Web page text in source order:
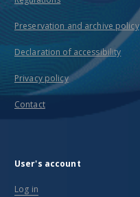
Preservation and archive policy
Declaration of accessibility
Privacy policy
Contact
User's account
Log in